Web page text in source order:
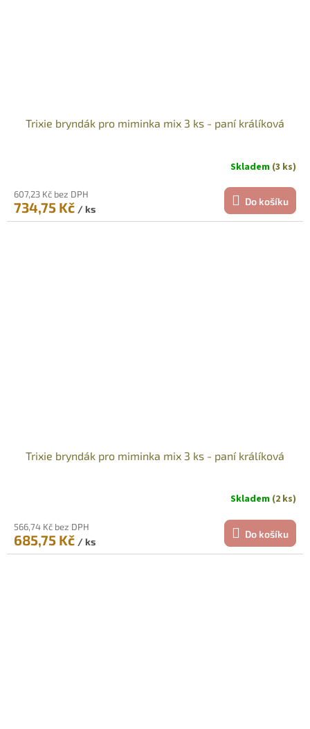
Trixie bryndák pro miminka mix 3 ks - paní králíková
Skladem (3 ks)
607,23 Kč bez DPH
734,75 Kč / ks
Do košíku
Trixie bryndák pro miminka mix 3 ks - paní králíková
Skladem (2 ks)
566,74 Kč bez DPH
685,75 Kč / ks
Do košíku